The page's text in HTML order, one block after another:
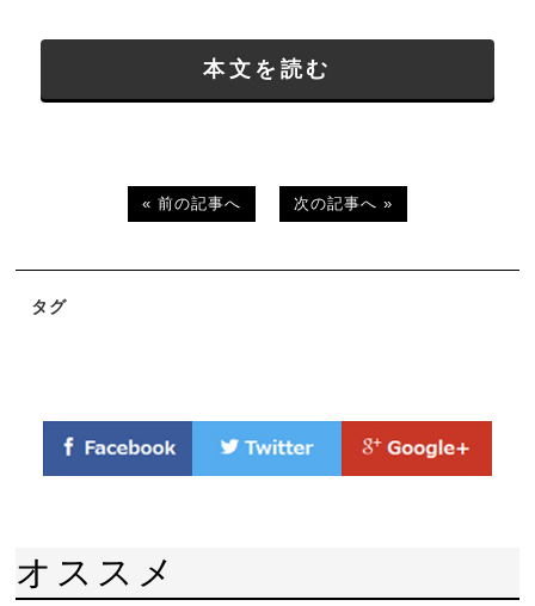
本文を読む
« 前の記事へ 次の記事へ »
タグ
オススメ